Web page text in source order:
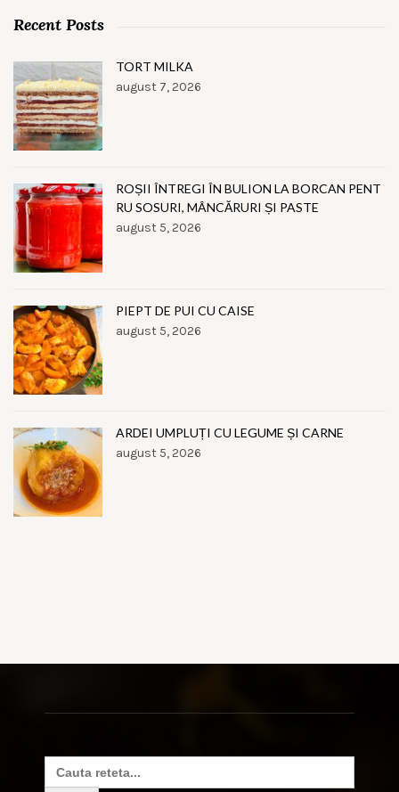
Recent Posts
TORT MILKA
august 7, 2026
ROȘII ÎNTREGI ÎN BULION LA BORCAN PENT
RU SOSURI, MÂNCĂRURI ȘI PASTE
august 5, 2026
PIEPT DE PUI CU CAISE
august 5, 2026
ARDEI UMPLUȚI CU LEGUME ȘI CARNE
august 5, 2026
Search
for: